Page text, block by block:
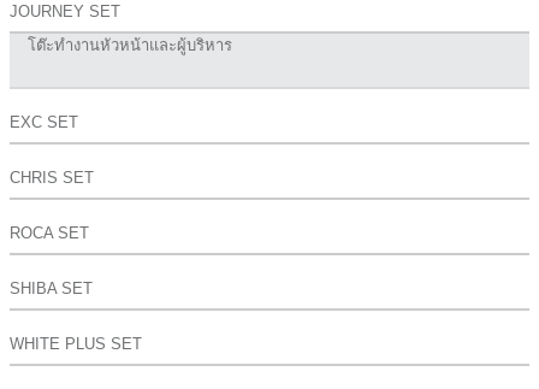
JOURNEY SET
โต๊ะทำงานหัวหน้าและผู้บริหาร
EXC SET
CHRIS SET
ROCA SET
SHIBA SET
WHITE PLUS SET